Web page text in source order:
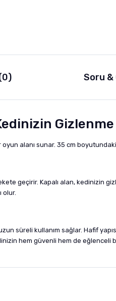
Soru &
Gizlenme
alanı sunar. 35 cm
geçirir. Kapalı alan, kedinizin
olur.
süreli kullanım sağlar. Hafif
hem güvenli hem de eğlenceli